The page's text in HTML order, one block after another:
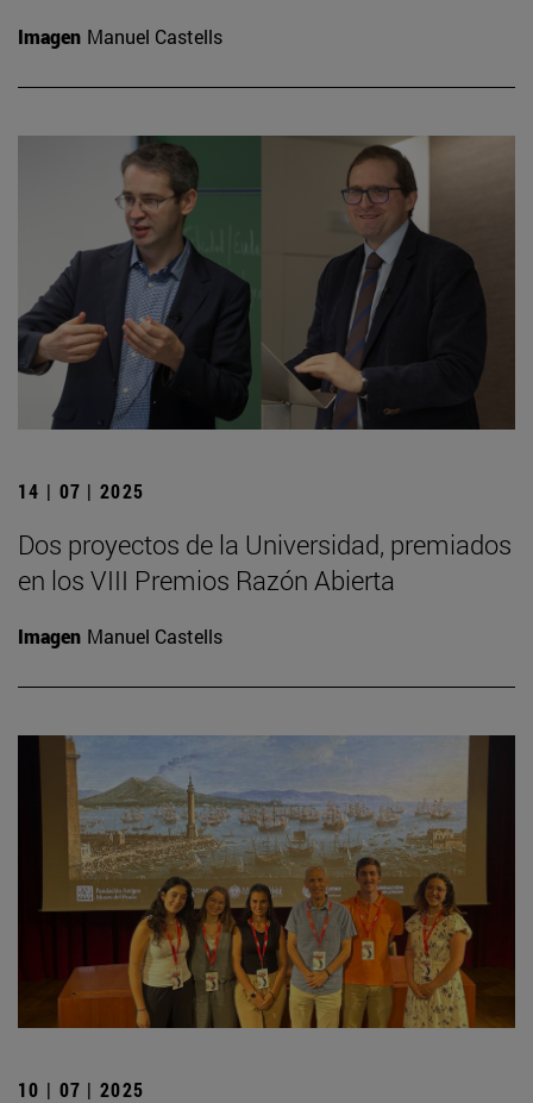
Imagen Manuel Castells
14 | 07 | 2025
Dos proyectos de la Universidad, premiados
en los VIII Premios Razón Abierta
Imagen Manuel Castells
10 | 07 | 2025